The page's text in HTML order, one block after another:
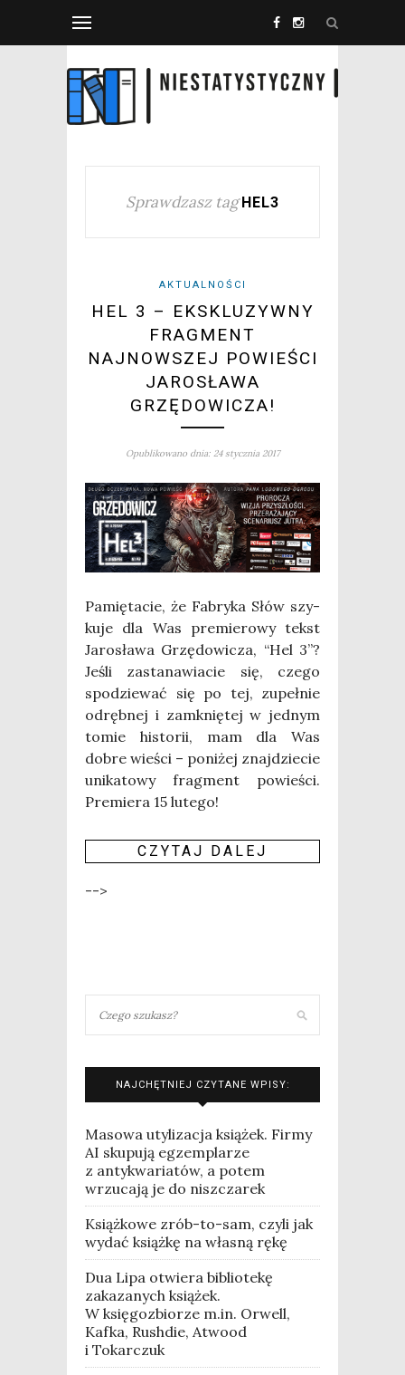
Sprawdzasz tag HEL3
AKTUALNOŚCI
HEL 3 – EKSKLUZYWNY
FRAGMENT
NAJNOWSZEJ POWIEŚCI
JAROSŁAWA
GRZĘDOWICZA!
Opublikowano dnia: 24 stycznia 2017
Pamię­ta­cie, że Fabry­ka Słów szy­
ku­je dla Was pre­mie­ro­wy tekst
Jaro­sła­wa Grzę­do­wi­cza, “Hel 3”?
Jeśli zasta­na­wia­cie się, cze­go
spo­dzie­wać się po tej, zupeł­nie
odręb­nej i zamknię­tej w jed­nym
tomie histo­rii, mam dla Was
dobre wie­ści – poni­żej znaj­dzie­cie
uni­ka­to­wy frag­ment powie­ści.
Pre­mie­ra 15 lutego!
CZY­TAJ DALEJ
-->
NAJCHĘTNIEJ CZYTANE WPISY:
Masowa utylizacja książek. Firmy
AI skupują egzemplarze
z antykwariatów, a potem
wrzucają je do niszczarek
Książkowe zrób-to-sam, czyli jak
wydać książkę na własną rękę
Dua Lipa otwiera bibliotekę
zakazanych książek.
W księgozbiorze m.in. Orwell,
Kafka, Rushdie, Atwood
i Tokarczuk